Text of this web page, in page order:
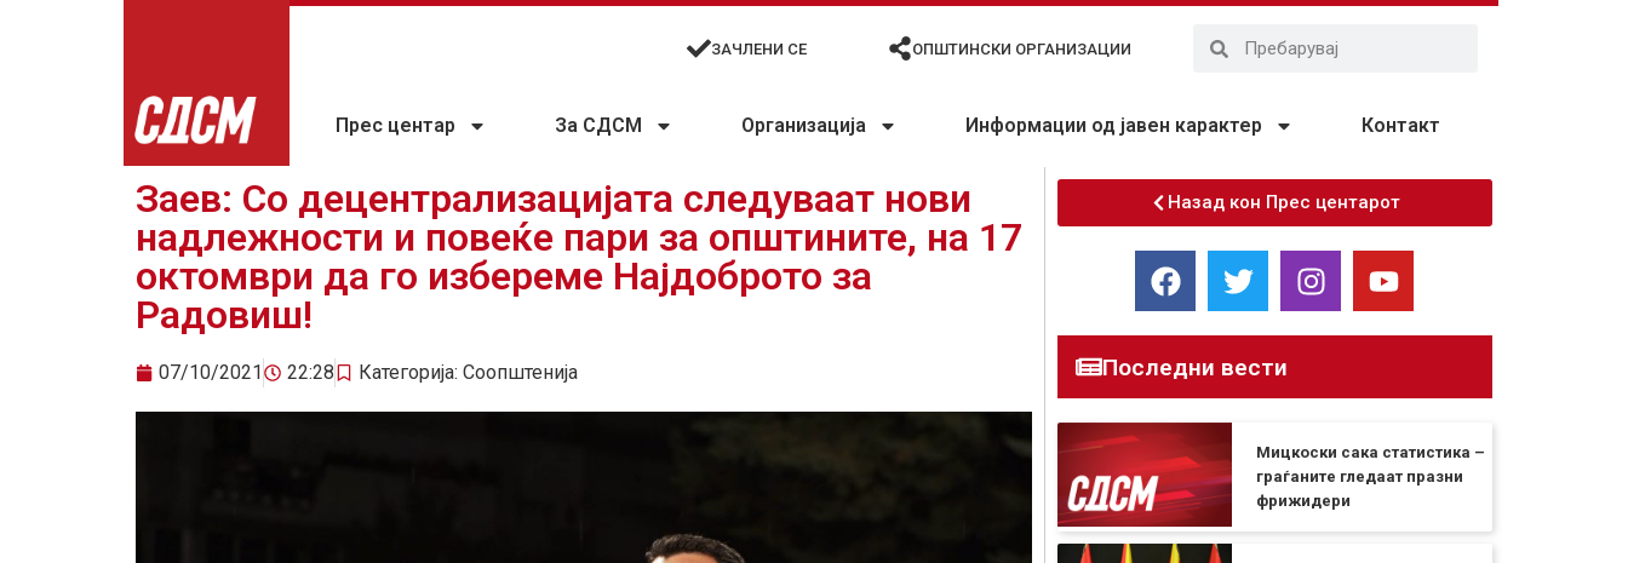
ЗАЧЛЕНИ СЕ ОПШТИНСКИ ОРГАНИЗАЦИИ
Прес центар За СДСМ Организација Информации од јавен карактер Контакт
Заев: Со децентрализацијата следуваат нови
надлежности и повеќе пари за општините, на 17
октомври да го избереме Најдоброто за
Радовиш!
07/10/2021 22:28 Категорија: Соопштенија
Назад кон Прес центарот
Последни вести
Мицкоски сака статистика –
граѓаните гледаат празни
фрижидери